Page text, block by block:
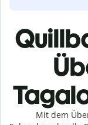
Mit dem